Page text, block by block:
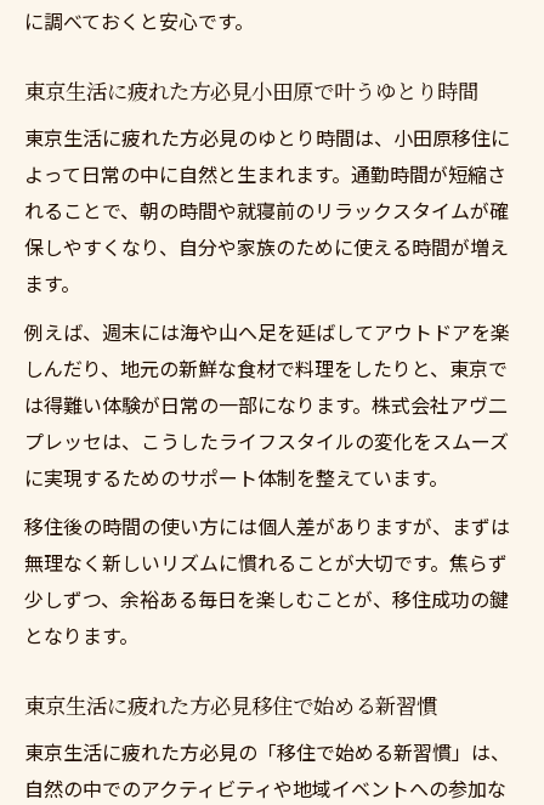
に調べておくと安心です。
東京生活に疲れた方必見小田原で叶うゆとり時間
東京生活に疲れた方必見のゆとり時間は、小田原移住に
よって日常の中に自然と生まれます。通勤時間が短縮さ
れることで、朝の時間や就寝前のリラックスタイムが確
保しやすくなり、自分や家族のために使える時間が増え
ます。
例えば、週末には海や山へ足を延ばしてアウトドアを楽
しんだり、地元の新鮮な食材で料理をしたりと、東京で
は得難い体験が日常の一部になります。株式会社アヴ二
プレッセは、こうしたライフスタイルの変化をスムーズ
に実現するためのサポート体制を整えています。
移住後の時間の使い方には個人差がありますが、まずは
無理なく新しいリズムに慣れることが大切です。焦らず
少しずつ、余裕ある毎日を楽しむことが、移住成功の鍵
となります。
東京生活に疲れた方必見移住で始める新習慣
東京生活に疲れた方必見の「移住で始める新習慣」は、
自然の中でのアクティビティや地域イベントへの参加な